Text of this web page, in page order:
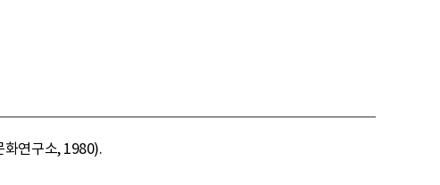
화연구소, 1980).